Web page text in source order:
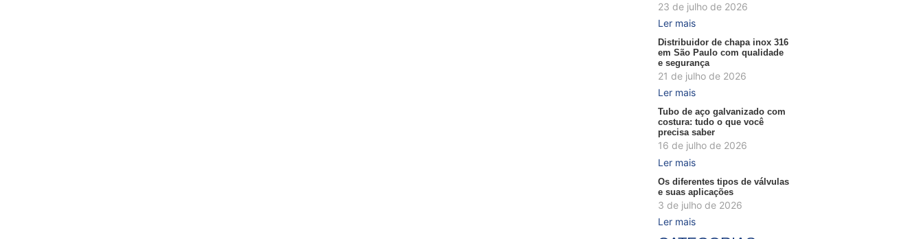
23 de julho de 2026
Ler mais
Distribuidor de chapa inox 316
em São Paulo com qualidade
e segurança
21 de julho de 2026
Ler mais
Tubo de aço galvanizado com
costura: tudo o que você
precisa saber
16 de julho de 2026
Ler mais
Os diferentes tipos de válvulas
e suas aplicações
3 de julho de 2026
Ler mais